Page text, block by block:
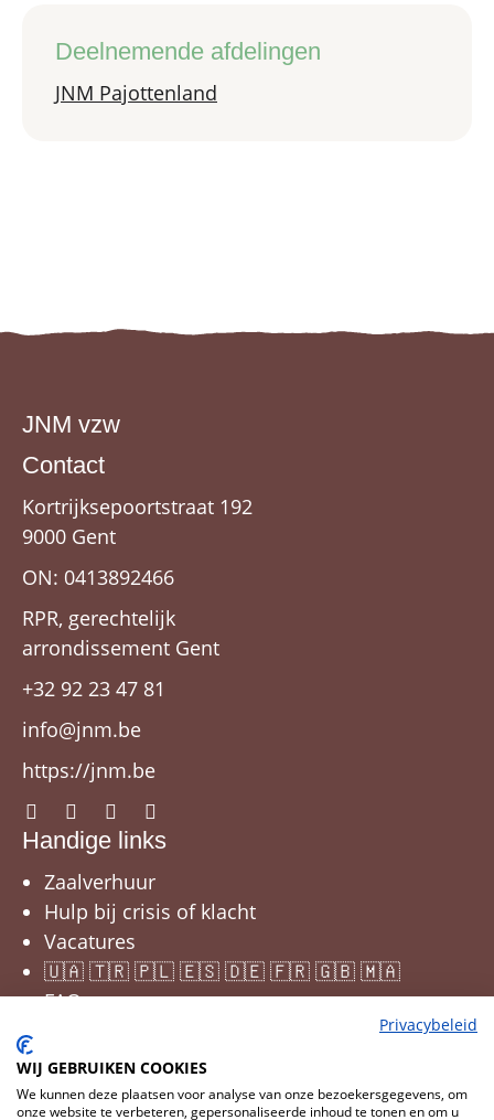
Deelnemende afdelingen
JNM Pajottenland
JNM vzw
Contact
Kortrijksepoortstraat 192
9000 Gent
ON: 0413892466
RPR, gerechtelijk
arrondissement Gent
+32 92 23 47 81
info@jnm.be
https://jnm.be
Handige links
Zaalverhuur
Hulp bij crisis of klacht
Vacatures
🇺🇦 🇹🇷 🇵🇱 🇪🇸 🇩🇪 🇫🇷 🇬🇧 🇲🇦
FAQ
Privacybeleid
WIJ GEBRUIKEN COOKIES
We kunnen deze plaatsen voor analyse van onze bezoekersgegevens, om
onze website te verbeteren, gepersonaliseerde inhoud te tonen en om u